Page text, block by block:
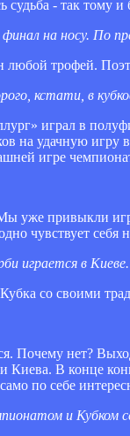
судьба - так
финал на носу. По
трофей.
кстати, в
играл в
на удачную
игре
уже привыкли
чувствует себя
играется в
со своими
Почему нет?
В конце
по себе
и Кубком